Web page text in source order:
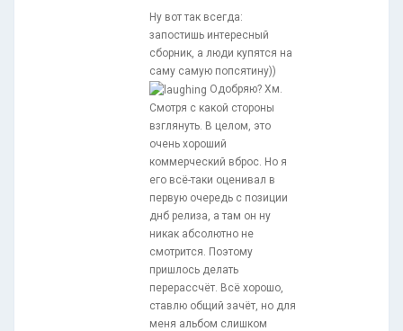
Ну вот так всегда:
запостишь интересный
сборник, а люди купятся на
саму самую попсятину))
Одобряю? Хм.
Смотря с какой стороны
взглянуть. В целом, это
очень хороший
коммерческий вброс. Но я
его всё-таки оценивал в
первую очередь с позиции
днб релиза, а там он ну
никак абсолютно не
смотрится. Поэтому
пришлось делать
перерассчёт. Всё хорошо,
ставлю общий зачёт, но для
меня альбом слишком